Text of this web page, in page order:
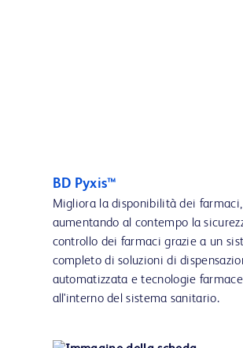
BD Pyxis™
Migliora la disponibilità dei farmaci,
aumentando al contempo la
controllo dei farmaci grazie a un
completo di soluzioni di
automatizzata e tecnologie
all'interno del sistema sanitario.